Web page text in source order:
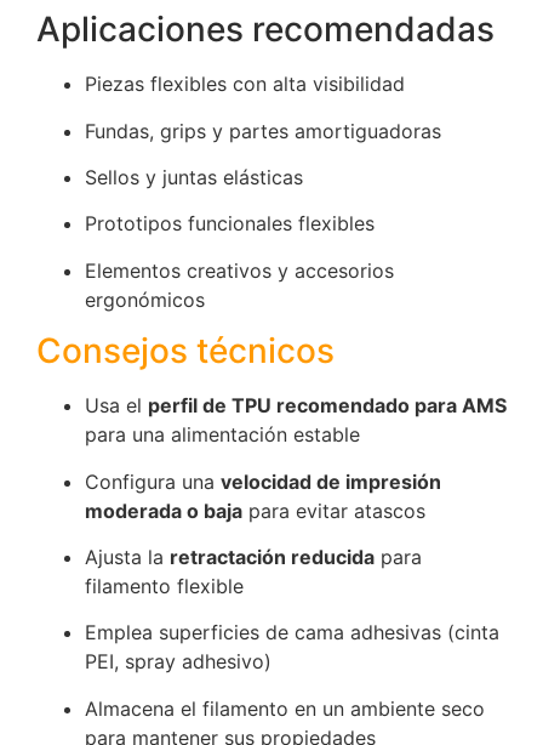
Aplicaciones recomendadas
Piezas flexibles con alta visibilidad
Fundas, grips y partes amortiguadoras
Sellos y juntas elásticas
Prototipos funcionales flexibles
Elementos creativos y accesorios
ergonómicos
Consejos técnicos
Usa el perfil de TPU recomendado para AMS
para una alimentación estable
Configura una velocidad de impresión
moderada o baja para evitar atascos
Ajusta la retractación reducida para
filamento flexible
Emplea superficies de cama adhesivas (cinta
PEI, spray adhesivo)
Almacena el filamento en un ambiente seco
para mantener sus propiedades